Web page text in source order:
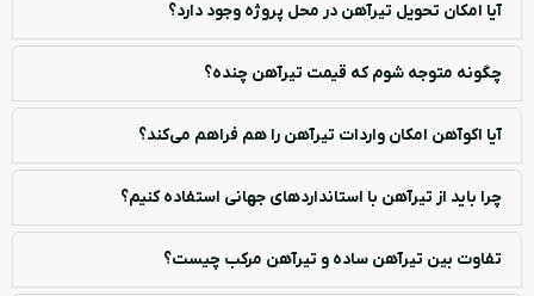
آیا امکان تحویل تیرآهن در محل پروژه وجود دارد؟
چگونه متوجه شوم که قیمت تیرآهن چنده؟
آیا اکوآهن امکان واردات تیرآهن را هم فراهم می‌کند؟
چرا باید از تیرآهن با استانداردهای جهانی استفاده کنیم؟
تفاوت بین تیرآهن ساده و تیرآهن مرکب چیست؟